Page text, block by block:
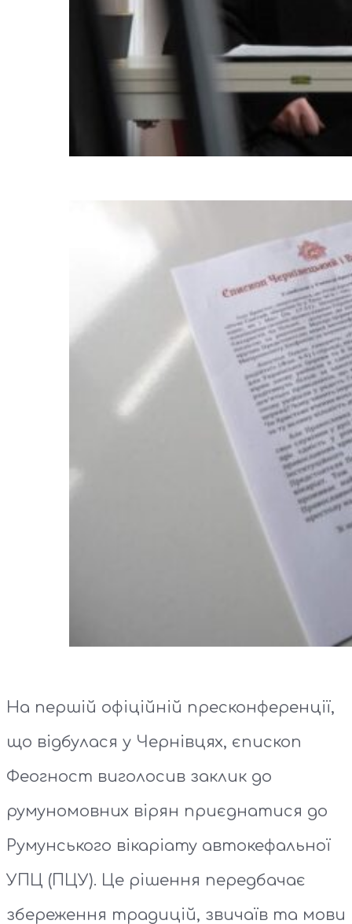
На першій офіційній пресконференції,
що відбулася у Чернівцях, єпископ
Феогност виголосив заклик до
румуномовних вірян приєднатися до
Румунського вікаріату автокефальної
УПЦ (ПЦУ). Це рішення передбачає
збереження традицій, звичаїв та мови